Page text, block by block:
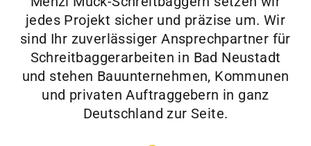
jedes Projekt sicher und präzise um. Wir
sind Ihr zuverlässiger Ansprechpartner für
Schreitbaggerarbeiten in Bad Neustadt
und stehen Bauunternehmen, Kommunen
und privaten Auftraggebern in ganz
Deutschland zur Seite.